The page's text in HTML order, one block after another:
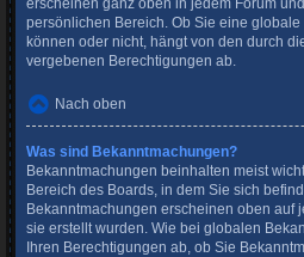
erscheinen ganz oben in jedem Forum
persönlichen Bereich. Ob Sie eine
können oder nicht, hängt von den durch
vergebenen Berechtigungen ab.
Nach oben
Was sind Bekanntmachungen?
Bekanntmachungen beinhalten meist
Bereich des Boards, in dem Sie sich
Bekanntmachungen erscheinen oben auf
sie erstellt wurden. Wie bei globalen
Ihren Berechtigungen ab, ob Sie